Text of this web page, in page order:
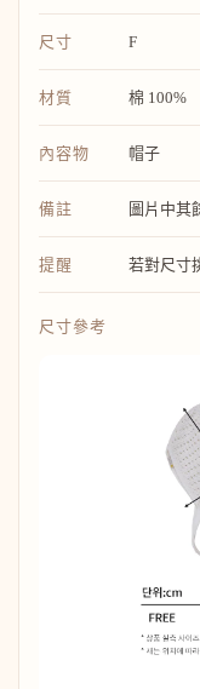
尺寸 F
材質 棉 100%
內容物 帽子
備註 圖片中其
提醒 若對尺寸
尺寸參考